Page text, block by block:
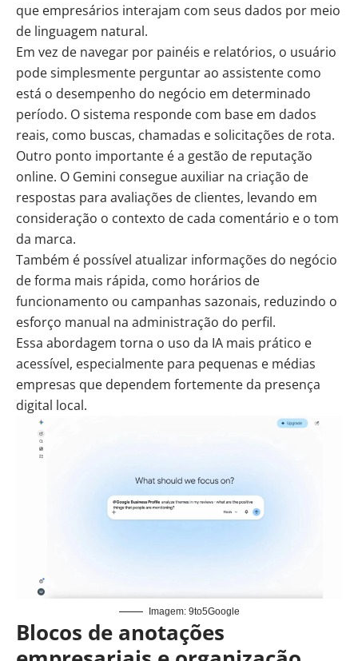
que empresários interajam com seus dados por meio
de linguagem natural.
Em vez de navegar por painéis e relatórios, o usuário
pode simplesmente perguntar ao assistente como
está o desempenho do negócio em determinado
período. O sistema responde com base em dados
reais, como buscas, chamadas e solicitações de rota.
Outro ponto importante é a gestão de reputação
online. O Gemini consegue auxiliar na criação de
respostas para avaliações de clientes, levando em
consideração o contexto de cada comentário e o tom
da marca.
Também é possível atualizar informações do negócio
de forma mais rápida, como horários de
funcionamento ou campanhas sazonais, reduzindo o
esforço manual na administração do perfil.
Essa abordagem torna o uso da IA mais prático e
acessível, especialmente para pequenas e médias
empresas que dependem fortemente da presença
digital local.
Imagem: 9to5Google
Blocos de anotações